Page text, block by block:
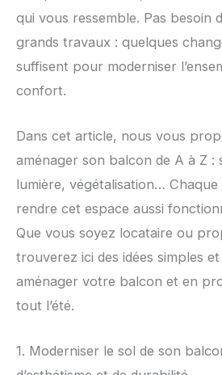
qui vous ressemble. Pas besoin
grands travaux : quelques
suffisent pour moderniser
confort.
Dans cet article, nous vous
aménager son balcon de A à Z :
lumière, végétalisation…
rendre cet espace aussi
Que vous soyez locataire ou
trouverez ici des idées simples
aménager votre balcon et en
tout l’été.
1. Moderniser le sol de son